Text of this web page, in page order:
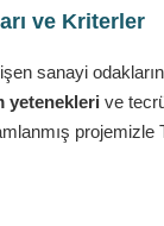
ve Kriterler
sanayi
yetenekleri ve